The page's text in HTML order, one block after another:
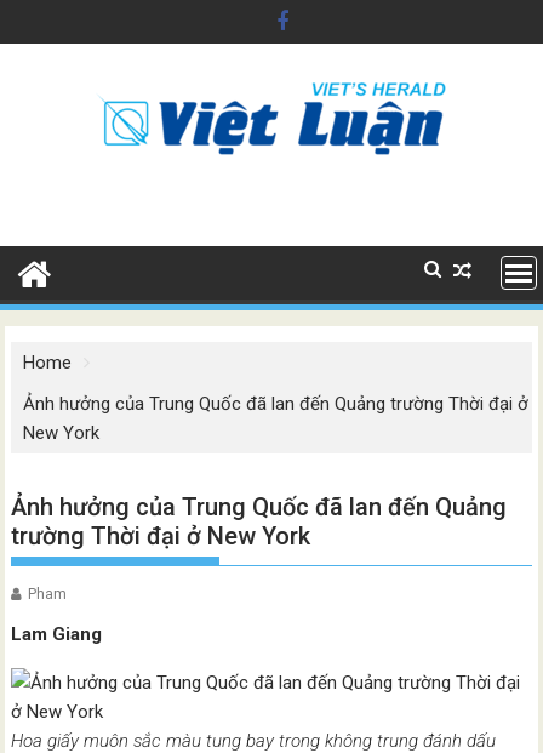
to
Home
Ảnh hưởng của Trung Quốc đã lan đến Quảng trường Thời đại ở
New York
Ảnh hưởng của Trung Quốc đã lan đến Quảng
trường Thời đại ở New York
Pham
Lam Giang
Hoa giấy muôn sắc màu tung bay trong không trung đánh dấu